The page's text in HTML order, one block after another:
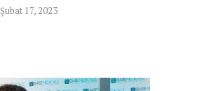
Şubat 17, 2023